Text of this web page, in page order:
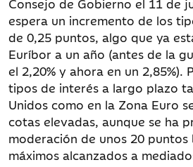
espera un incremento de los
de 0,25 puntos, algo que ya
Euríbor a un año (antes de la
el 2,20% y ahora en un
tipos de interés a largo plazo
Unidos como en la Zona Euro
cotas elevadas, aunque se ha
moderación de unos 20 puntos
máximos alcanzados a